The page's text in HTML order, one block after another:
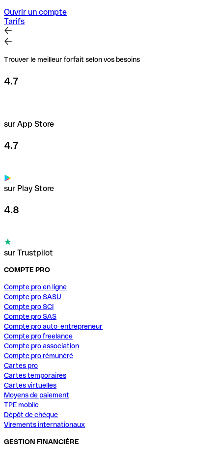
Ouvrir un compte
Tarifs
Trouver le meilleur forfait selon vos besoins
4.7
sur App Store
4.7
sur Play Store
4.8
sur Trustpilot
COMPTE PRO
Compte pro en ligne
Compte pro SASU
Compte pro SCI
Compte pro SAS
Compte pro auto-entrepreneur
Compte pro freelance
Compte pro association
Compte pro rémunéré
Cartes pro
Cartes temporaires
Cartes virtuelles
Moyens de paiement
TPE mobile
Dépôt de chèque
Virements internationaux
GESTION FINANCIÈRE